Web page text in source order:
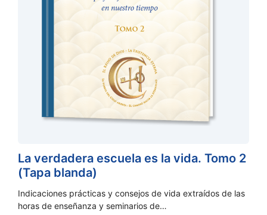
La verdadera escuela es la vida. Tomo 2
(Tapa blanda)
Indicaciones prácticas y consejos de vida extraídos de las
horas de enseñanza y seminarios de…